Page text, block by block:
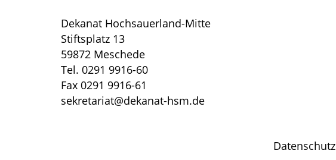
Dekanat Hochsauerland-Mitte
Stiftsplatz 13
59872 Meschede
Tel. 0291 9916-60
Fax 0291 9916-61
sekretariat@dekanat-hsm.de
Datenschutz